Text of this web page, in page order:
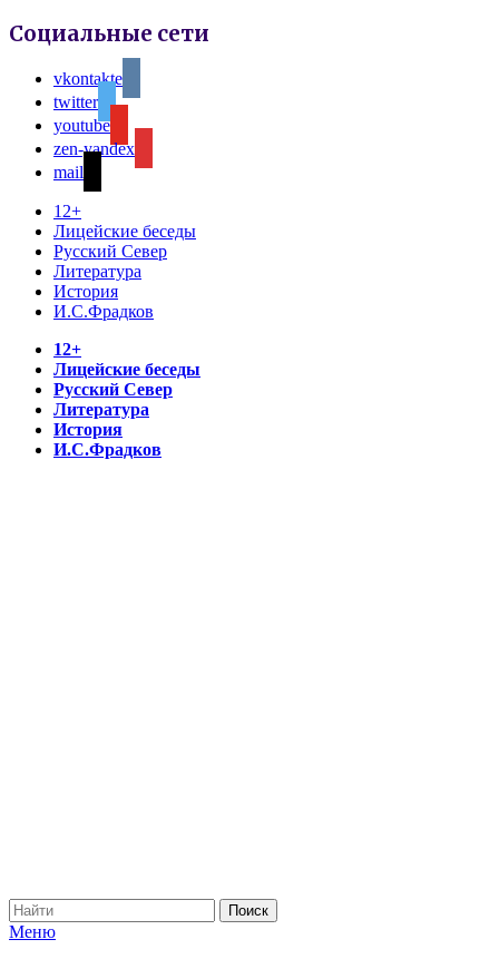
Социальные сети
vkontakte
twitter
youtube
zen-yandex
mail
12+
Лицейские беседы
Русский Север
Литература
История
И.С.Фрадков
12+
Лицейские беседы
Русский Север
Литература
История
И.С.Фрадков
Меню